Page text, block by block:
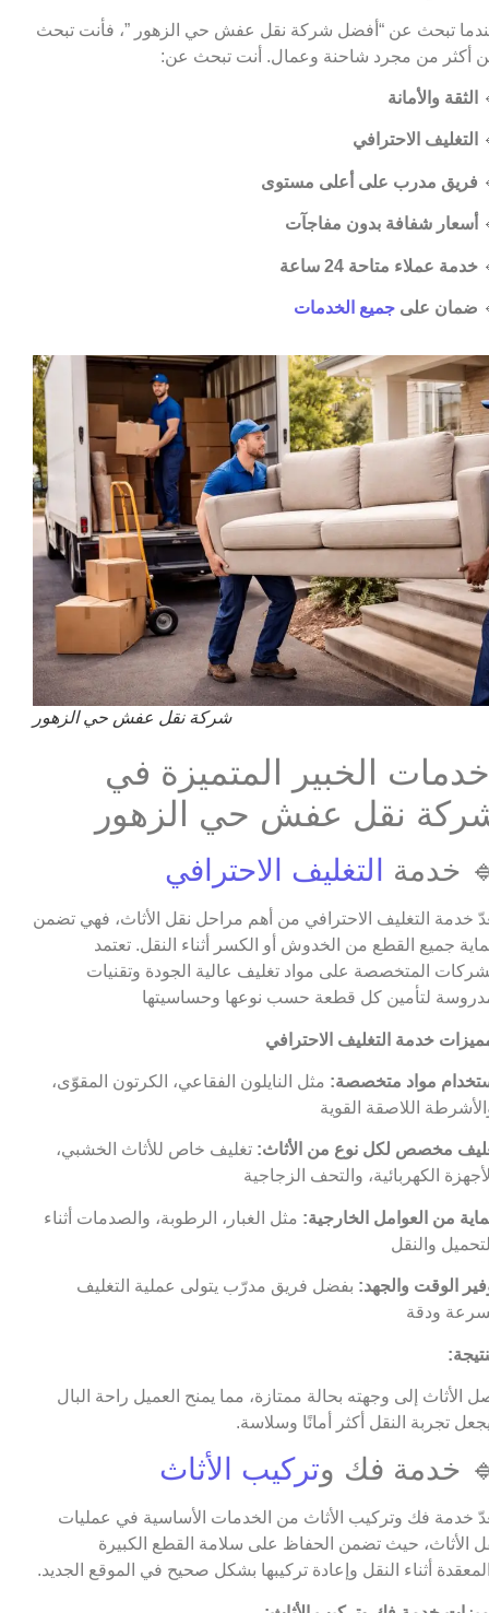
تبحث عن “أفضل شركة نقل عفش حي الزهور ”، فأنت تبحث
أكثر من مجرد شاحنة وعمال. أنت تبحث عن:
الثقة والأمانة
التغليف الاحترافي
فريق مدرب على أعلى مستوى
أسعار شفافة بدون مفاجآت
خدمة عملاء متاحة 24 ساعة
ضمان على جميع الخدمات
شركة نقل عفش حي الزهور
الخبير المتميزة في
نقل عفش حي الزهور
خدمة التغليف الاحترافي
خدمة التغليف الاحترافي من أهم مراحل نقل الأثاث، فهي تضمن
جميع القطع من الخدوش أو الكسر أثناء النقل. تعتمد
المتخصصة على مواد تغليف عالية الجودة وتقنيات
مواد متخصصة: مثل النايلون الفقاعي، الكرتون المقوّى،
مخصص لكل نوع من الأثاث: تغليف خاص للأثاث الخشبي،
من العوامل الخارجية: مثل الغبار، الرطوبة، والصدمات أثناء
الوقت والجهد: بفضل فريق مدرّب يتولى عملية التغليف
الأثاث إلى وجهته بحالة ممتازة، مما يمنح العميل راحة البال
تجربة النقل أكثر أمانًا وسلاسة.
خدمة فك وتركيب الأثاث
خدمة فك وتركيب الأثاث من الخدمات الأساسية في عمليات
الأثاث، حيث تضمن الحفاظ على سلامة القطع الكبيرة
أثناء النقل وإعادة تركيبها بشكل صحيح في الموقع الجديد.